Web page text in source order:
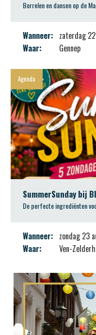
Wanneer: zaterdag
Waar:
Gennep
SummerSunday bij
Wanneer: zondag 23
Waar:
Ven-